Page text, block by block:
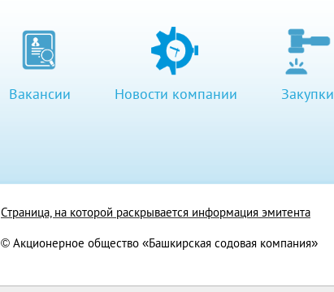
Вакансии Новости компании Закупки
Страница, на которой раскрывается информация эмитента
© Акционерное общество «Башкирская содовая компания»